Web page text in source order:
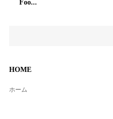
Foo...
HOME
ホーム